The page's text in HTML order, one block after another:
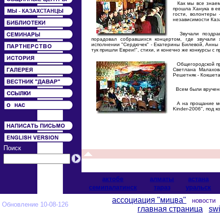
Поиск
Как мы все
прошла Ханука в
гости,
независимости
Звучали
порадовал собравшихся концертом, где
исполнении "Сердючек" - Екатерины Билевой, Анны
тук пришли Евреи!", стихи, и конечно же конкурсы с
Общегородской
Светлана
Решетняк -
Всем были
А на прощание
Kinder-2006", под
актобе алматы
астана
cемипалатинск
тараз уральск
Обновление 10-08-126
ассоциация "мицва"
главная страница